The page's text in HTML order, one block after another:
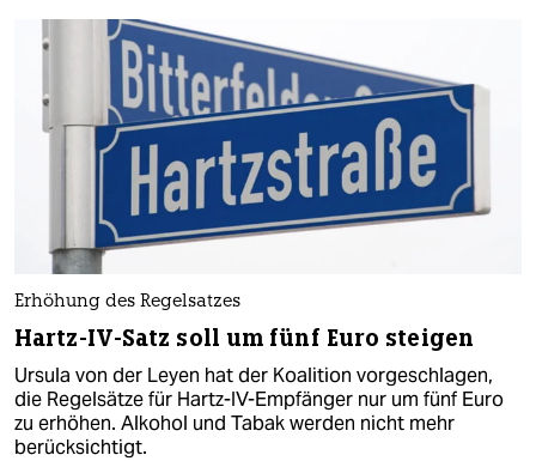
Erhöhung des Regelsatzes
Hartz-IV-Satz soll um fünf Euro steigen
Ursula von der Leyen hat der Koalition vorgeschlagen,
die Regelsätze für Hartz-IV-Empfänger nur um fünf Euro
zu erhöhen. Alkohol und Tabak werden nicht mehr
berücksichtigt.